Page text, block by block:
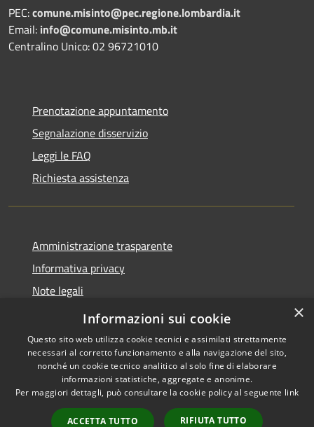
PEC:comune.misinto@pec.regione.lombardia.it
Email: info@comune.misinto.mb.it
Centralino Unico: 02 96721010
Prenotazione appuntamento
Segnalazione disservizio
Leggi le FAQ
Richiesta assistenza
Amministrazione trasparente
Informativa privacy
Note legali
Dichiarazione di accessibilità
Accessibilità
Copyright © 2026 • Comune di
Misinto • Powered by
Municipium•
Accesso
×
Informazioni sui cookie
Questo sito web utilizza cookie tecnici e assimilati strettamente
necessari al corretto funzionamento e alla navigazione del sito,
nonché un cookie tecnico analitico al solo fine di elaborare
informazioni statistiche, aggregate e anonime.
Per maggiori dettagli, può consultare la cookie policy al seguente link
ACCETTA TUTTO RIFIUTA TUTTO